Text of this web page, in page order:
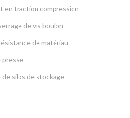
en traction compression
de vis boulon
de matériau
presse
de silos de stockage